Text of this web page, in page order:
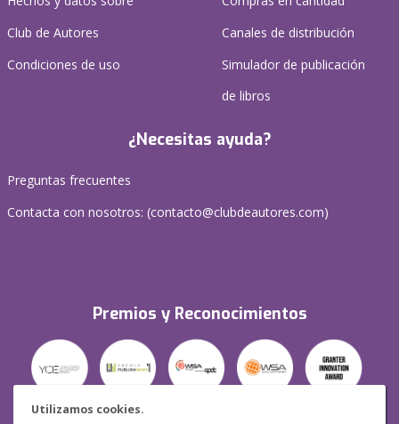
Utilizamos cookies.
Club de Autores
Condiciones de uso
Canales de distribución
Simulador de publicación
de libros
¿Necesitas ayuda?
Preguntas frecuentes
Contacta con nosotros: (contacto@clubdeautores.com)
Premios y Reconocimientos